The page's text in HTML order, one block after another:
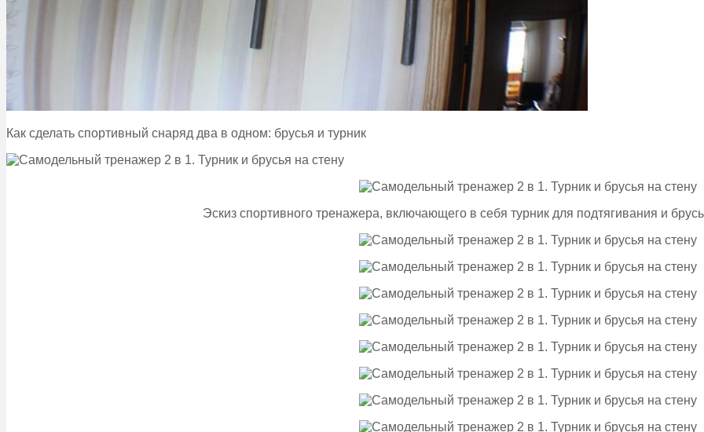
Как сделать спортивный снаряд два в одном: брусья и турник
Эскиз спортивного тренажера, включающего в себя турник для подтягивания и